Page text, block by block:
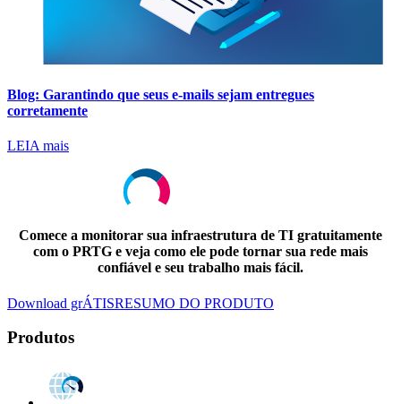
Blog: Garantindo que seus e-mails sejam entregues
corretamente
LEIA mais
Comece a monitorar sua infraestrutura de TI gratuitamente
com o PRTG e veja como ele pode tornar sua rede mais
confiável e seu trabalho mais fácil.
Download grÁTISRESUMO DO PRODUTO
Produtos